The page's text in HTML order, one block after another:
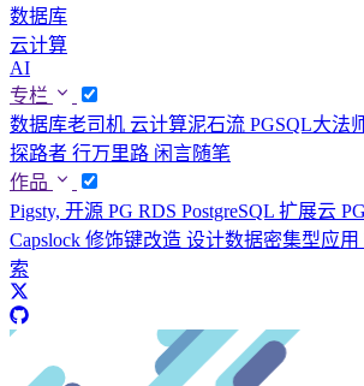
数据库
云计算
AI
专栏
数据库老司机 云计算泥石流 PGSQL大法
探路者 行万里路 闲言随笔
作品
Pigsty, 开源 PG RDS PostgreSQL 扩展云
Capslock 修饰键改造 设计数据密集型应用
索